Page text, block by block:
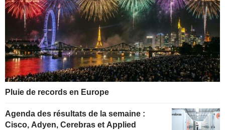
Pluie de records en Europe
Agenda des résultats de la semaine :
Cisco, Adyen, Cerebras et Applied